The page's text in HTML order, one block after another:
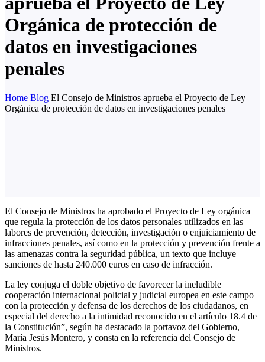
Orgánica de protección de
datos en investigaciones
penales
Home Blog El Consejo de Ministros aprueba el Proyecto de Ley
Orgánica de protección de datos en investigaciones penales
El Consejo de Ministros ha aprobado el Proyecto de Ley orgánica
que regula la protección de los datos personales utilizados en las
labores de prevención, detección, investigación o enjuiciamiento de
infracciones penales, así como en la protección y prevención frente a
las amenazas contra la seguridad pública, un texto que incluye
sanciones de hasta 240.000 euros en caso de infracción.
La ley conjuga el doble objetivo de favorecer la ineludible
cooperación internacional policial y judicial europea en este campo
con la protección y defensa de los derechos de los ciudadanos, en
especial del derecho a la intimidad reconocido en el artículo 18.4 de
la Constitución”, según ha destacado la portavoz del Gobierno,
María Jesús Montero, y consta en la referencia del Consejo de
Ministros.